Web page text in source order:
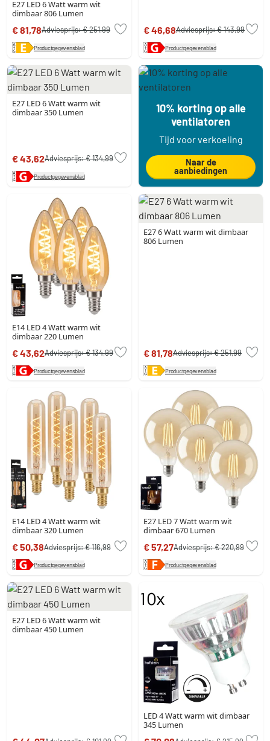
E27 LED 6 Watt warm wit
dimbaar 806 Lumen
€ 81,78Adviesprijs:€ 251,99
Productgegevensblad
€ 46,68Adviesprijs:€ 143,99
Productgegevensblad
E27 LED 6 Watt warm wit
dimbaar 350 Lumen
€ 43,62Adviesprijs:€ 134,99
Productgegevensblad
10% korting op alle
ventilatoren
Tijd voor verkoeling
Naar de
aanbiedingen
E14 LED 4 Watt warm wit
dimbaar 220 Lumen
€ 43,62Adviesprijs:€ 134,99
Productgegevensblad
E27 6 Watt warm wit dimbaar
806 Lumen
€ 81,78Adviesprijs:€ 251,99
Productgegevensblad
E14 LED 4 Watt warm wit
dimbaar 320 Lumen
€ 50,38Adviesprijs:€ 116,99
Productgegevensblad
E27 LED 7 Watt warm wit
dimbaar 670 Lumen
€ 57,27Adviesprijs:€ 220,99
Productgegevensblad
E27 LED 6 Watt warm wit
dimbaar 450 Lumen
LED 4 Watt warm wit dimbaar
345 Lumen